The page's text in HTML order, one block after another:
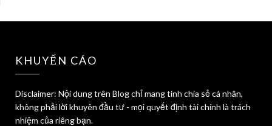
KHUYẾN CÁO
Disclaimer: Nội dung trên Blog chỉ mang tính chia sẻ cá nhân,
không phải lời khuyên đầu tư - mọi quyết định tài chính là trách
nhiệm của riêng bạn.